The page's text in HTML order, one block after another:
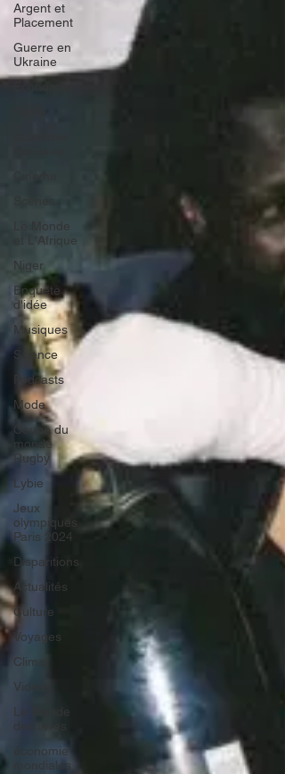
Argent et
Placement
Guerre en
Ukraine
Le Monde
et L'Afrique
Niger
Enquête
d'idée
Musiques
Science
Podcasts
Mode
Coupe du
monde
Rugby
Lybie
Jeux
olympiques
Paris 2024
Disparitions
Actualités
Culture
Voyages
Climat
Vidéos
Le Monde
des livres
économie
mondiales